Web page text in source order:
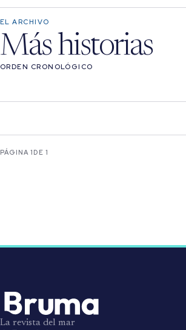
EL ARCHIVO
Más historias
ORDEN CRONOLÓGICO
PÁGINA 1 DE 1
La revista del mar